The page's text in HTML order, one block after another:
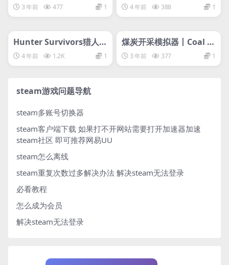
3 年前 477 1 4 年前 388 1
svip专属
Hunter Survivors猎人的
幸存者
4 年前 1.2K 1
svip专属
煤炭开采模拟器丨Coal M
ining Simulator
3 年前 377 1
steam游戏问题导航
steam多账号切换器
steam客户端下载 如果打不开网站需要打开加速器加速
steam社区 即可推荐网易UU
steam怎么离线
steam重复次数过多解决办法 解决steam无法登录
必看教程
怎么成为会员
解决steam无法登录